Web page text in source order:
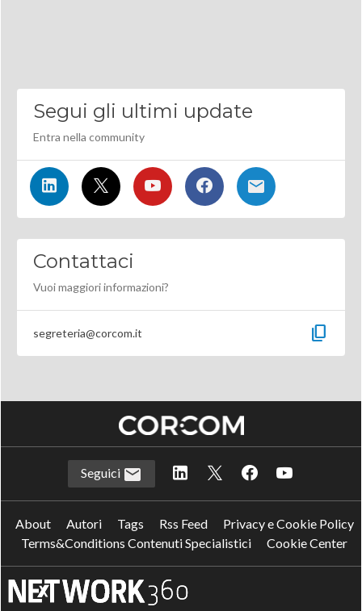
Segui gli ultimi update
Entra nella community
Contattaci
Vuoi maggiori informazioni?
segreteria@corcom.it content_copy
Seguici
About Autori Tags Rss Feed
Privacy e Cookie Policy
Terms&Conditions Contenuti Specialistici
Cookie Center